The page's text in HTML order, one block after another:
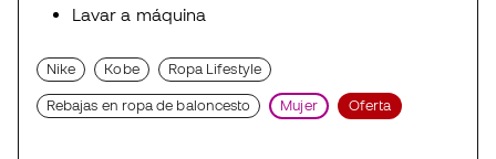
Lavar a máquina
Nike Kobe Ropa Lifestyle
Rebajas en ropa de baloncesto Mujer Oferta